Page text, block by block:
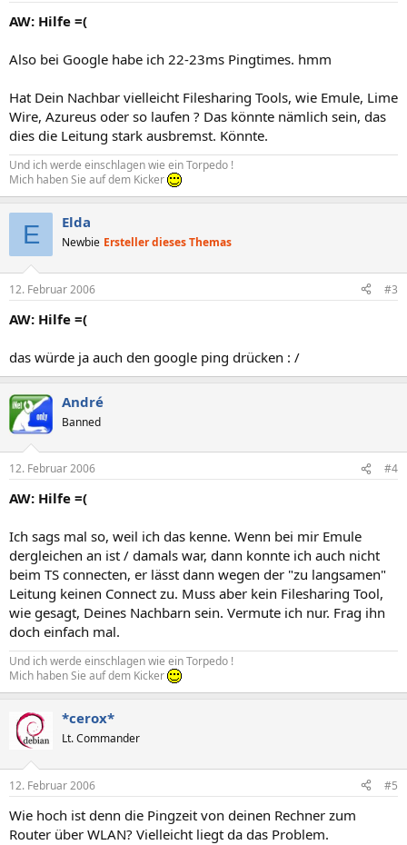
AW: Hilfe =(
Also bei Google habe ich 22-23ms Pingtimes. hmm
Hat Dein Nachbar vielleicht Filesharing Tools, wie Emule, Lime
Wire, Azureus oder so laufen ? Das könnte nämlich sein, das
dies die Leitung stark ausbremst. Könnte.
Und ich werde einschlagen wie ein Torpedo !
Mich haben Sie auf dem Kicker
E Elda
Newbie Ersteller dieses Themas
12. Februar 2006 #3
AW: Hilfe =(
das würde ja auch den google ping drücken : /
André
Banned
12. Februar 2006 #4
AW: Hilfe =(
Ich sags mal so, weil ich das kenne. Wenn bei mir Emule
dergleichen an ist / damals war, dann konnte ich auch nicht
beim TS connecten, er lässt dann wegen der "zu langsamen"
Leitung keinen Connect zu. Muss aber kein Filesharing Tool,
wie gesagt, Deines Nachbarn sein. Vermute ich nur. Frag ihn
doch einfach mal.
Und ich werde einschlagen wie ein Torpedo !
Mich haben Sie auf dem Kicker
*cerox*
Lt. Commander
12. Februar 2006 #5
Wie hoch ist denn die Pingzeit von deinen Rechner zum
Router über WLAN? Vielleicht liegt da das Problem.